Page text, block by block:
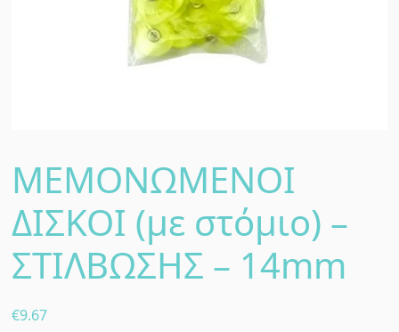
ΜΕΜΟΝΩΜΕΝΟΙ
ΔΙΣΚΟΙ (με στόμιο) –
ΣΤΙΛΒΩΣΗΣ – 14mm
€9.67